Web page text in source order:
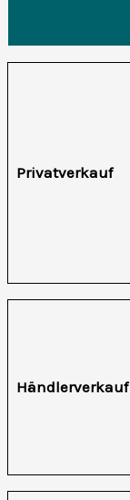
Privatverkauf
Händlerverkauf